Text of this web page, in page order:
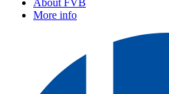
About FVB
More info